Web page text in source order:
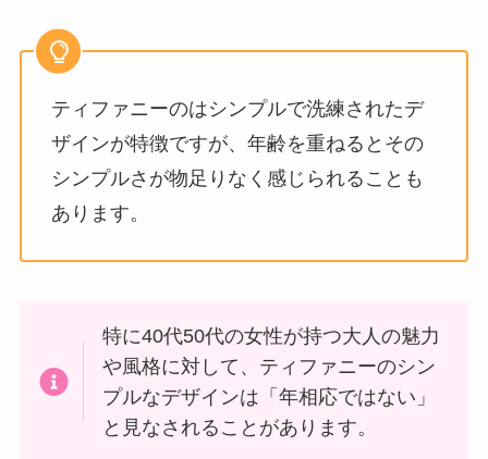
ティファニーのはシンプルで洗練されたデ
ザインが特徴ですが、年齢を重ねるとその
シンプルさが物足りなく感じられることも
あります。
特に40代50代の女性が持つ大人の魅力
や風格に対して、ティファニーのシン
プルなデザインは「年相応ではない」
と見なされることがあります。